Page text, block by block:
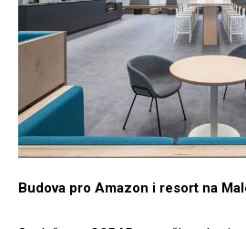
Budova pro Amazon i resort na